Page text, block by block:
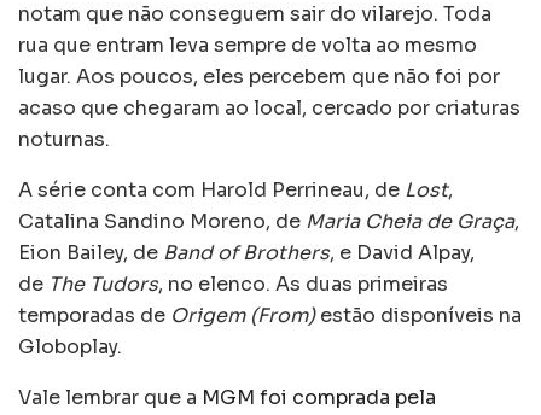
notam que não conseguem sair do vilarejo. Toda
rua que entram leva sempre de volta ao mesmo
lugar. Aos poucos, eles percebem que não foi por
acaso que chegaram ao local, cercado por criaturas
noturnas.
A série conta com Harold Perrineau, de Lost,
Catalina Sandino Moreno, de Maria Cheia de Graça,
Eion Bailey, de Band of Brothers, e David Alpay,
de The Tudors, no elenco. As duas primeiras
temporadas de Origem (From)estão disponíveis na
Globoplay.
Vale lembrar que a MGM foi comprada pela